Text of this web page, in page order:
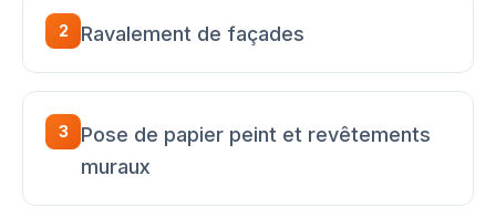
2 Ravalement de façades
3
Pose de papier peint et revêtements
muraux